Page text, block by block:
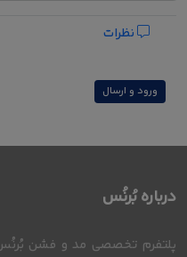
ورود و ارسال
درباره بُرنُس
پلتفرم تخصصی مد و فشن بُرنُس